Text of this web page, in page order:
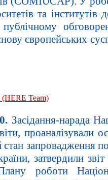
та
європейських
(HERE Team)
Засідання-нарада
проаналізували
стан запровадження
затвердили
роботи